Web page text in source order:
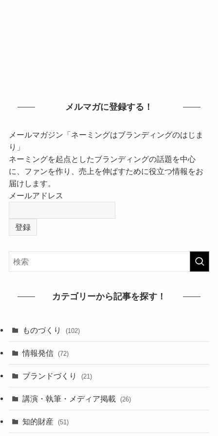
メルマガに登録する！
メールマガジン「ネーミングはブランディングのはじま
り」
ネーミングを起点としたブランディングの話題を中心
に、ファンを作り、売上を伸ばすために役立つ情報をお
届けします。
メールアドレス
カテゴリーから記事を探す！
ものづくり (102)
情報発信 (72)
ブランドづくり (21)
講演・執筆・メディア掲載 (26)
知的財産 (51)